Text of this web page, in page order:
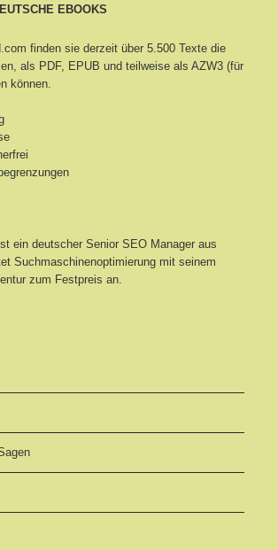
EBOOKS
finden sie derzeit über 5.500 Texte die
als PDF, EPUB und teilweise als AZW3 (für
können.
ein deutscher Senior SEO Manager aus
Suchmaschinenoptimierung mit seinem
zum Festpreis an.